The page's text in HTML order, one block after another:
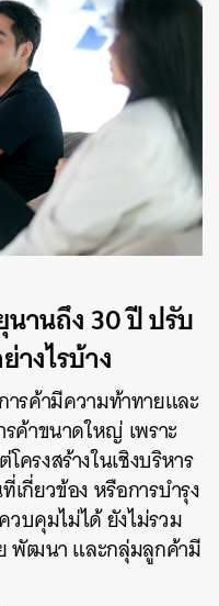
านถึง 30 ปี ปรับ
งไรบ้าง
รค้ามีความท้าทายและ
ค้าขนาดใหญ่ เพราะ
รงสร้างในเชิงบริหาร
กี่ยวข้อง หรือการบำรุง
วบคุมไม่ได้ ยังไม่รวม
พัฒนา และกลุ่มลูกค้ามี